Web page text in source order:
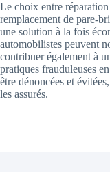
Le choix entre
remplacement de pare-
une solution à la fois
automobilistes peuvent
contribuer également à
pratiques frauduleuses
être dénoncées et
les assurés.